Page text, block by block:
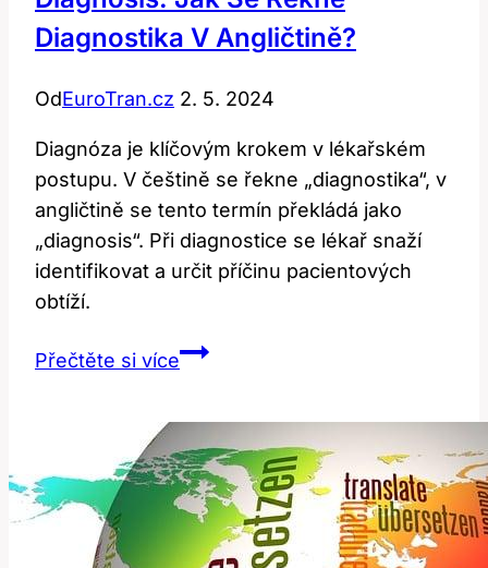
jak
ho
Diagnostika V Angličtině?
OdEuroTran.cz 2. 5. 2024
Diagnóza je klíčovým krokem v lékařském
postupu. V češtině se řekne „diagnostika“, v
angličtině se tento termín překládá jako
„diagnosis“. Při diagnostice se lékař snaží
identifikovat a určit příčinu pacientových
obtíží.
Přečtěte si víceDiagnosis:
řekne
diagnostika
v
angličtině?